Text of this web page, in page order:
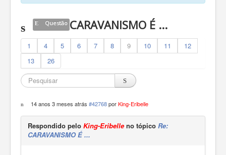
Questão CARAVANISMO É ...
1 4 5 6 7 8 9 10 11
12
13
26
14 anos 3 meses atrás #42768 porKing-Eribelle
Respondido pelo King-Eribelleno tópico Re:
CARAVANISMO É ...